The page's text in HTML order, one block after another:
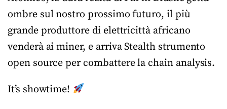
ombre sul nostro prossimo futuro, il più
grande produttore di elettricittà africano
venderà ai miner, e arriva Stealth strumento
open source per combattere la chain analysis.
It’s showtime!